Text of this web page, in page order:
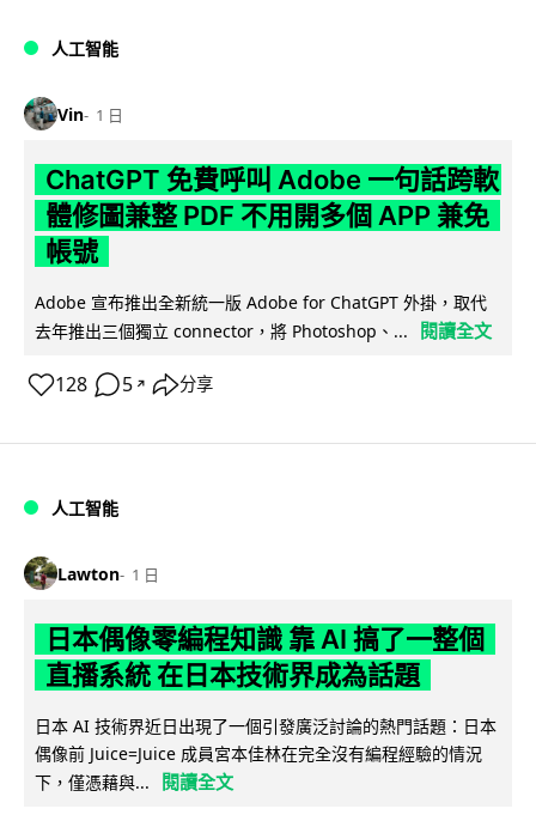
人工智能
Vin 1 日
ChatGPT 免費呼叫 Adobe 一句話跨軟
體修圖兼整 PDF 不用開多個 APP 兼免
帳號
Adobe 宣布推出全新統一版 Adobe for ChatGPT 外掛，取代
去年推出三個獨立 connector，將 Photoshop、...
閱讀全文
128 5 ↗ 分享
人工智能
Lawton 1 日
日本偶像零編程知識 靠 AI 搞了一整個
直播系統 在日本技術界成為話題
日本 AI 技術界近日出現了一個引發廣泛討論的熱門話題：日本
偶像前 Juice=Juice 成員宮本佳林在完全沒有編程經驗的情況
下，僅憑藉與...
閱讀全文